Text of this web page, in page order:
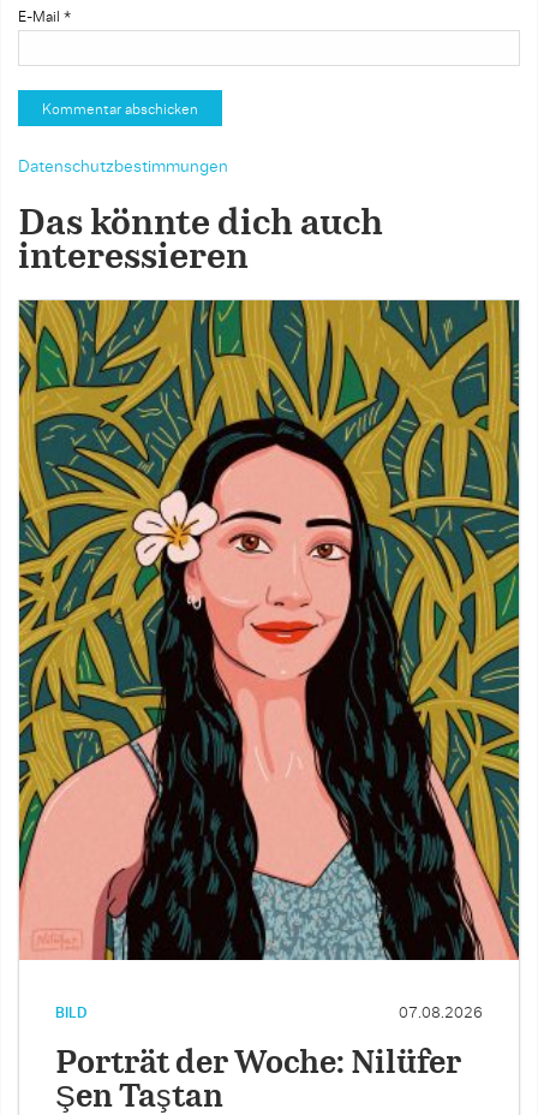
E-Mail *
Datenschutzbestimmungen
Das könnte dich auch
interessieren
BILD 07.08.2026
Porträt der Woche: Nilüfer
Şen Taştan